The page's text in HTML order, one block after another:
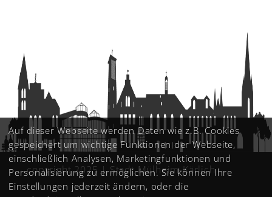
copyright 2025 | Stadt Mülheim-Kärlich
Auf dieser Webseite werden Daten wie z.B. Cookies
gespeichert um wichtige Funktionen der Webseite,
einschließlich Analysen, Marketingfunktionen und
Personalisierung zu ermöglichen. Sie können Ihre
Einstellungen jederzeit ändern, oder die